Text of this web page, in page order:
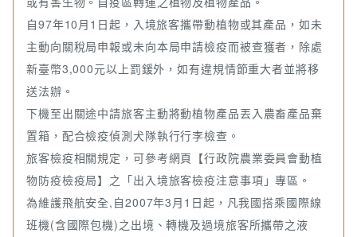
自97年10月1日起，入境旅客攜帶動植物或其產品，如未
主動向關稅局申報或未向本局申請檢疫而被查獲者，除處
新臺幣3,000元以上罰鍰外，如有違規情節重大者並將移
送法辦。
下機至出關途中請旅客主動將動植物產品丟入農畜產品棄
置箱，配合檢疫偵測犬隊執行行李檢查。
旅客檢疫相關規定，可參考網頁【行政院農業委員會動植
物防疫檢疫局】之「出入境旅客檢疫注意事項」專區。
為維護飛航安全,自2007年3月1日起，凡我國搭乘國際線
班機(含國際包機)之出境、轉機及過境旅客所攜帶之液